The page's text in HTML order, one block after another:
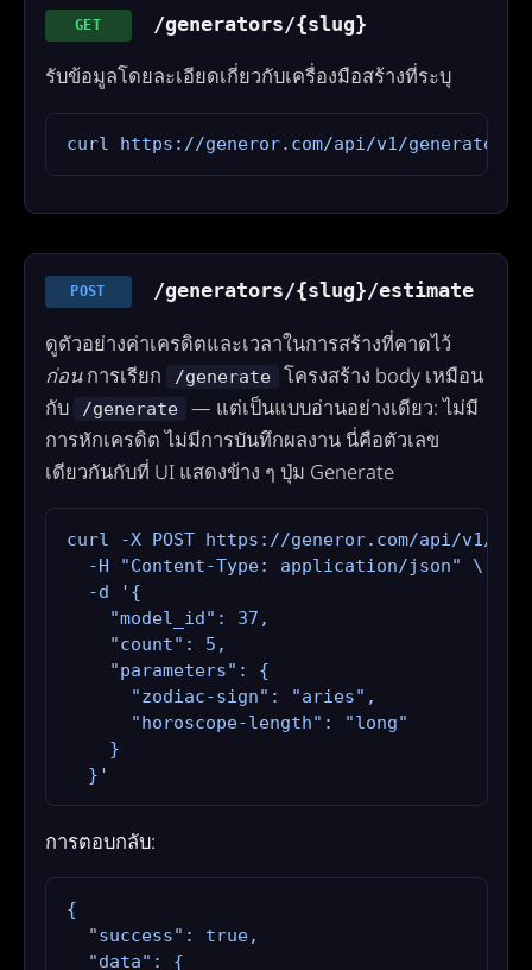
GET /generators/{slug}
รับข้อมูลโดยละเอียดเกี่ยวกับเครื่องมือสร้างที่ระบุ
curl https://generor.com/api/v1/generators/
POST /generators/{slug}/estimate
ดูตัวอย่างค่าเครดิตและเวลาในการสร้างที่คาดไว้
ก่อนการเรียก /generate
โครงสร้าง body เหมือน
กับ
/generate
— แต่เป็นแบบอ่านอย่างเดียว: ไม่มี
การหักเครดิต ไม่มีการบันทึกผลงาน นี่คือตัวเลข
เดียวกันกับที่ UI แสดงข้าง ๆ ปุ่ม Generate
curl -X POST https://generor.com/api/v1/
  -H "Content-Type: application/json" \
  -d '{
    "model_id": 37,
    "count": 5,
    "parameters": {
      "zodiac-sign": "aries",
      "horoscope-length": "long"
    }
  }'
การตอบกลับ:
{
  "success": true,
  "data": {